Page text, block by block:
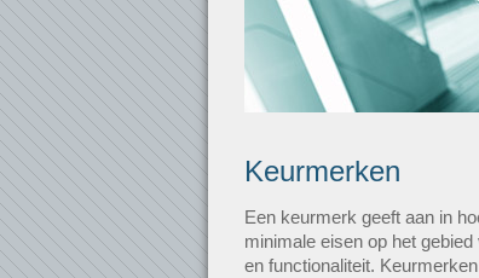
Keurmerken
Een keurmerk geeft aan in
minimale eisen op het
en functionaliteit.